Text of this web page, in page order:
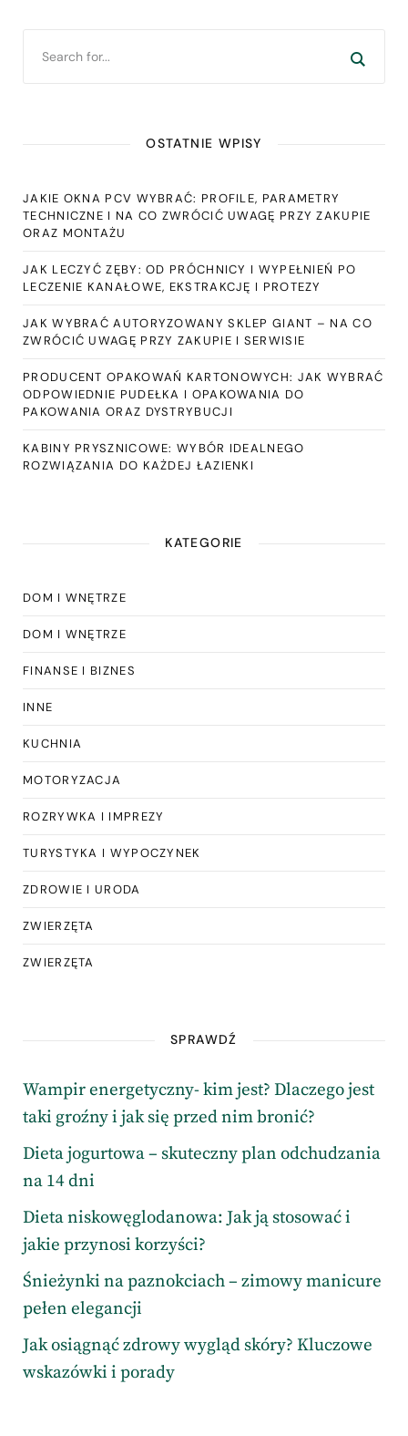
OSTATNIE WPISY
JAKIE OKNA PCV WYBRAĆ: PROFILE, PARAMETRY
TECHNICZNE I NA CO ZWRÓCIĆ UWAGĘ PRZY ZAKUPIE
ORAZ MONTAŻU
JAK LECZYĆ ZĘBY: OD PRÓCHNICY I WYPEŁNIEŃ PO
LECZENIE KANAŁOWE, EKSTRAKCJĘ I PROTEZY
JAK WYBRAĆ AUTORYZOWANY SKLEP GIANT – NA CO
ZWRÓCIĆ UWAGĘ PRZY ZAKUPIE I SERWISIE
PRODUCENT OPAKOWAŃ KARTONOWYCH: JAK WYBRAĆ
ODPOWIEDNIE PUDEŁKA I OPAKOWANIA DO
PAKOWANIA ORAZ DYSTRYBUCJI
KABINY PRYSZNICOWE: WYBÓR IDEALNEGO
ROZWIĄZANIA DO KAŻDEJ ŁAZIENKI
KATEGORIE
DOM I WNĘTRZE
DOM I WNĘTRZE
FINANSE I BIZNES
INNE
KUCHNIA
MOTORYZACJA
ROZRYWKA I IMPREZY
TURYSTYKA I WYPOCZYNEK
ZDROWIE I URODA
ZWIERZĘTA
ZWIERZĘTA
SPRAWDŹ
Wampir energetyczny- kim jest? Dlaczego jest
taki groźny i jak się przed nim bronić?
Dieta jogurtowa – skuteczny plan odchudzania
na 14 dni
Dieta niskowęglodanowa: Jak ją stosować i
jakie przynosi korzyści?
Śnieżynki na paznokciach – zimowy manicure
pełen elegancji
Jak osiągnąć zdrowy wygląd skóry? Kluczowe
wskazówki i porady